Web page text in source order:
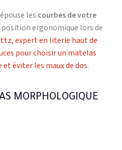
épouse les courbes de votre
position ergonomique lors de
expert en literie haut de
pour choisir un matelas
éviter les maux de dos.
MORPHOLOGIQUE